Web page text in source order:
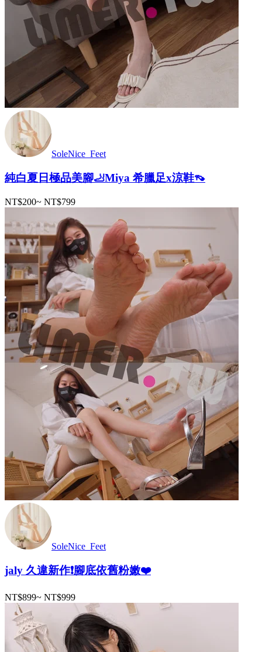
SoleNice_Feet
純白夏日極品美腳🦶Miya 希臘足x涼鞋👡
NT$200~ NT$799
SoleNice_Feet
jaly 久違新作❗️腳底依舊粉嫩❤️
NT$899~ NT$999